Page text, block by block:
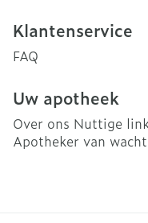
Klantenservice
FAQ
Uw apotheek
Over ons Nuttige
Apotheker van wacht